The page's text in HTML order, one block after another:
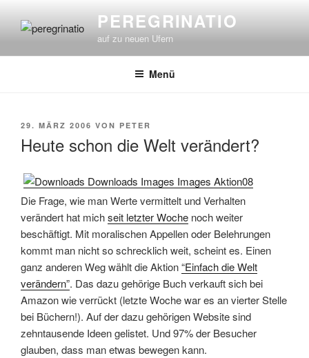
Inhalt
PEREGRINATIO
auf zu neuen Ufern
Menü
VERÖFFENTLICHT
29. MÄRZ 2006 VON PETER
Heute schon die Welt verändert?
Die Frage, wie man Werte vermittelt und Verhalten
verändert hat michseit letzter Woche noch weiter
beschäftigt. Mit moralischen Appellen oder Belehrungen
kommt man nicht so schrecklich weit, scheint es. Einen
ganz anderen Weg wählt die Aktion“Einfach die Welt
verändern”. Das dazu gehörige Buch verkauft sich bei
Amazon wie verrückt (letzte Woche war es an vierter Stelle
bei Büchern!). Auf der dazu gehörigen Website sind
zehntausende Ideen gelistet. Und 97% der Besucher
glauben, dass man etwas bewegen kann.